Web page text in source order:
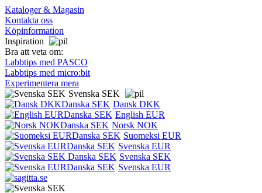
Kataloger & Magasin
Kontakta oss
Köpinformation
Inspiration
Bra att veta om:
Labbtips med PASCO
Labbtips med micro:bit
Experimentera mera
Svenska SEK
Dansk DKK
English EUR
Norsk NOK
Suomeksi EUR
Svenska EUR
Svenska SEK
Svenska EUR